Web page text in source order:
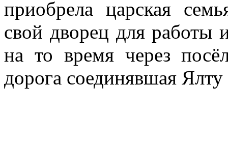
приобрела царская
свой дворец для работы
на то время через
дорога соединявшая